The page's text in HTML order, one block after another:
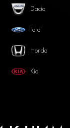
Dacia
Ford
Honda
Kia